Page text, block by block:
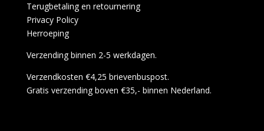
Terugbetaling en retournering
Privacy Policy
Herroeping
Verzending binnen 2-5 werkdagen.
Verzendkosten €4,25 brievenbuspost.
Gratis verzending boven €35,- binnen Nederland.